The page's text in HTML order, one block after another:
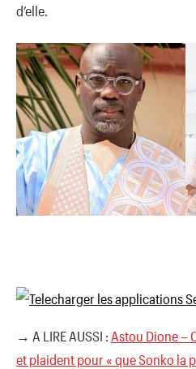
d’elle.
→ A LIRE AUSSI : Astou Dione –
et plaident pour « que Sonko la